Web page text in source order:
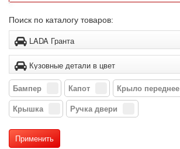
Поиск по каталогу товаров:
Бампер Капот Крыло переднее
Крышка
Ручка двери